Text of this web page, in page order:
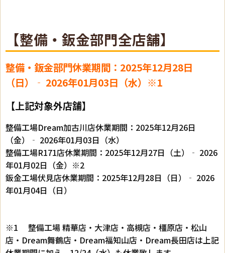
【整備・鈑金部門全店舗】
整備・鈑金部門休業期間：2025年12月28日
（日）‐ 2026年01月03日（水）※1
【上記対象外店舗】
整備工場Dream加古川店休業期間：2025年12月26日
（金）‐ 2026年01月03日（水）
整備工場R171店休業期間：2025年12月27日（土）‐ 2026
年01月02日（金）※2
鈑金工場伏見店休業期間：2025年12月28日（日）‐ 2026
年01月04日（日）
※1 整備工場 精華店・大津店・高槻店・橿原店・松山
店・Dream舞鶴店・Dream福知山店・Dream長田店は上記